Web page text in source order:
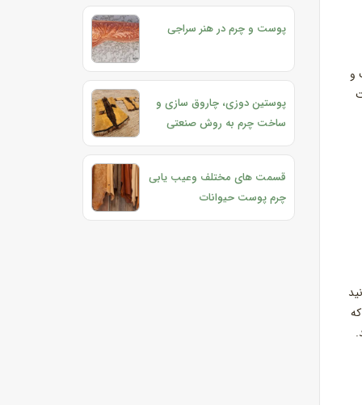
و
پوست و چرم در هنر سراجی
پوستین‌ دوزی، چاروق‌ سازی و
ساخت چرم به روش صنعتی
قسمت های مختلف وعیب یابی
چرم پوست حیوانات